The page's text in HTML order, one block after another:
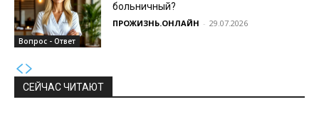
Вопрос - Ответ
больничный?
ПРОЖИЗНЬ.ОНЛАЙН - 29.07.2026
СЕЙЧАС ЧИТАЮТ